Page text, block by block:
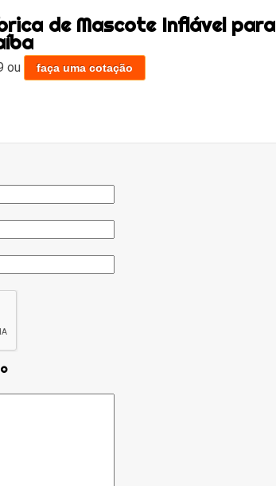
de Mascote Inflável para
ou faça uma cotação